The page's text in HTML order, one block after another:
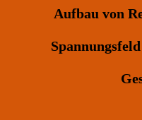
Aufbau von